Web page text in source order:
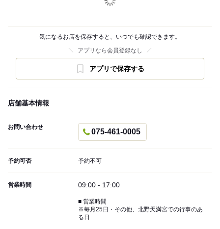
気になるお店を保存すると、いつでも確認できます。
アプリなら会員登録なし
アプリで保存する
店舗基本情報
お問い合わせ
075-461-0005
予約可否 予約不可
営業時間 09:00 - 17:00
■ 営業時間
※毎月25日・その他、北野天満宮での行事のあ
る日